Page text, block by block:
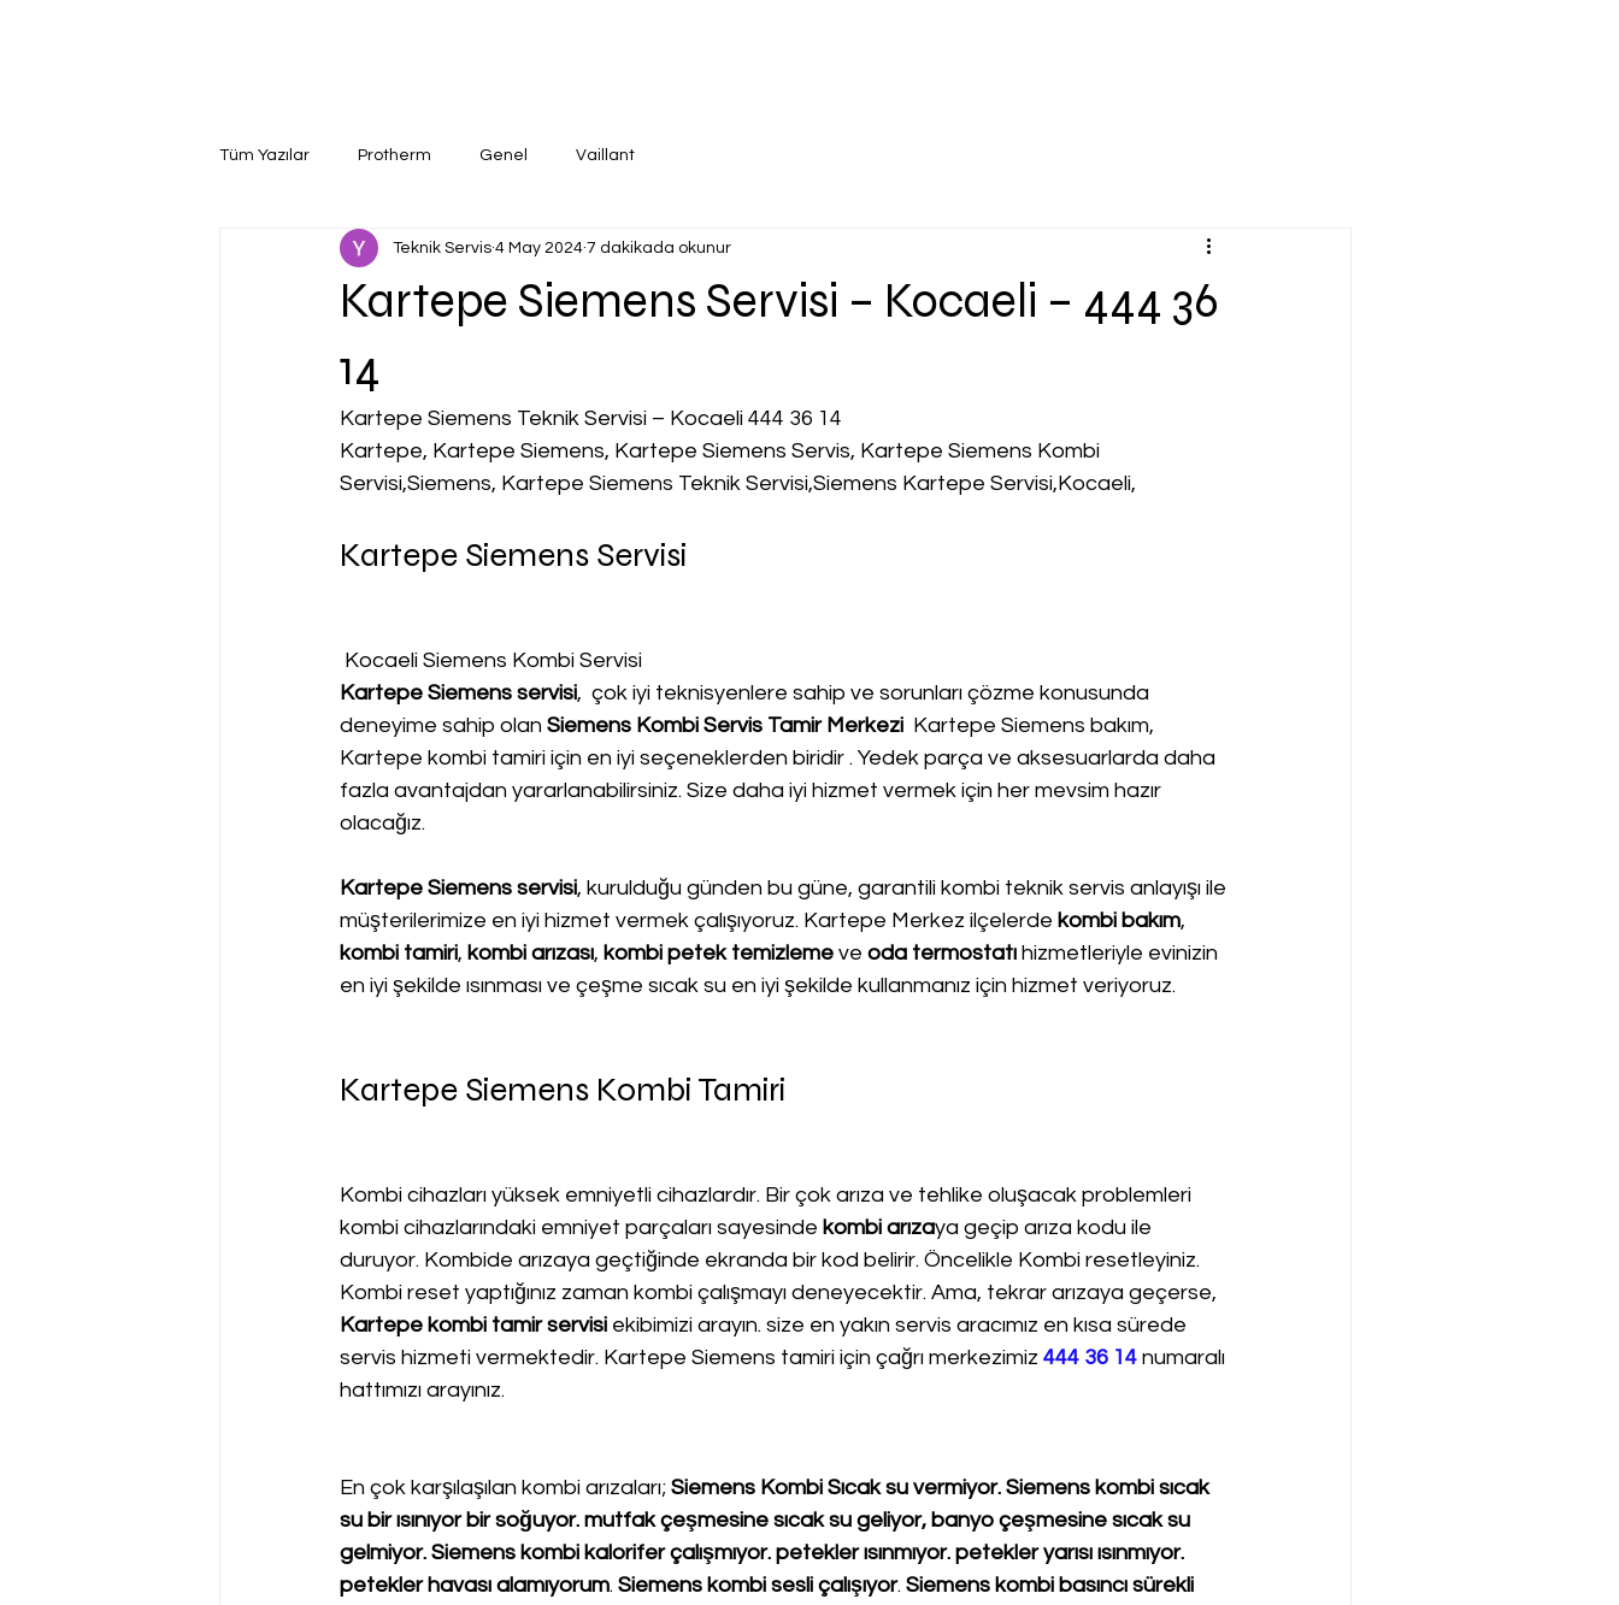
Tüm Yazılar Protherm Genel Vaillant
Kartepe Siemens Servisi – Kocaeli – 444 36
14
Teknik Servis 4 May 2024 7 dakikada okunur
Kartepe Siemens Teknik Servisi – Kocaeli 444 36 14
Kartepe, Kartepe Siemens, Kartepe Siemens Servis, Kartepe Siemens Kombi
Servisi,Siemens, Kartepe Siemens Teknik Servisi,Siemens Kartepe Servisi,Kocaeli,
Kartepe Siemens Servisi
Kocaeli Siemens Kombi Servisi
Kartepe Siemens servisi,  çok iyi teknisyenlere sahip ve sorunları çözme konusunda
deneyime sahip olan Siemens Kombi Servis Tamir Merkezi Kartepe Siemens bakım,
Kartepe kombi tamiri için en iyi seçeneklerden biridir . Yedek parça ve aksesuarlarda daha
fazla avantajdan yararlanabilirsiniz. Size daha iyi hizmet vermek için her mevsim hazır
olacağız.
Kartepe Siemens servisi, kurulduğu günden bu güne, garantili kombi teknik servis anlayışı ile
müşterilerimize en iyi hizmet vermek çalışıyoruz. Kartepe Merkez ilçelerde kombi bakım,
kombi tamiri, kombi arızası, kombi petek temizleme ve oda termostatı hizmetleriyle evinizin
en iyi şekilde ısınması ve çeşme sıcak su en iyi şekilde kullanmanız için hizmet veriyoruz.
Kartepe Siemens Kombi Tamiri
Kombi cihazları yüksek emniyetli cihazlardır. Bir çok arıza ve tehlike oluşacak problemleri
kombi cihazlarındaki emniyet parçaları sayesinde kombi arızaya geçip arıza kodu ile
duruyor. Kombide arızaya geçtiğinde ekranda bir kod belirir. Öncelikle Kombi resetleyiniz.
Kombi reset yaptığınız zaman kombi çalışmayı deneyecektir. Ama, tekrar arızaya geçerse,
Kartepe kombi tamir servisi ekibimizi arayın. size en yakın servis aracımız en kısa sürede
servis hizmeti vermektedir. Kartepe Siemens tamiri için çağrı merkezimiz 444 36 14 numaralı
hattımızı arayınız.
En çok karşılaşılan kombi arızaları; Siemens Kombi Sıcak su vermiyor. Siemens kombi sıcak
su bir ısınıyor bir soğuyor. mutfak çeşmesine sıcak su geliyor, banyo çeşmesine sıcak su
gelmiyor. Siemens kombi kalorifer çalışmıyor. petekler ısınmıyor. petekler yarısı ısınmıyor.
petekler havası alamıyorum. Siemens kombi sesli çalışıyor. Siemens kombi basıncı sürekli